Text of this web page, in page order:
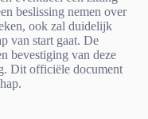
beslissing nemen over
ook zal duidelijk
van start gaat. De
bevestiging van deze
Dit officiële document